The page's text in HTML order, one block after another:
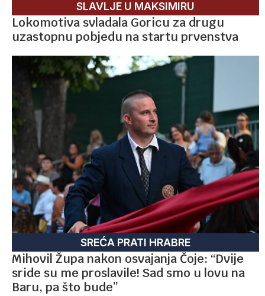
SLAVLJE U MAKSIMIRU
Lokomotiva svladala Goricu za drugu
uzastopnu pobjedu na startu prvenstva
SREĆA PRATI HRABRE
Mihovil Župa nakon osvajanja Čoje: “Dvije
sride su me proslavile! Sad smo u lovu na
Baru, pa što bude”